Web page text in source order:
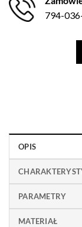
794-
OPIS
PARAMETRY
MATERIAŁ